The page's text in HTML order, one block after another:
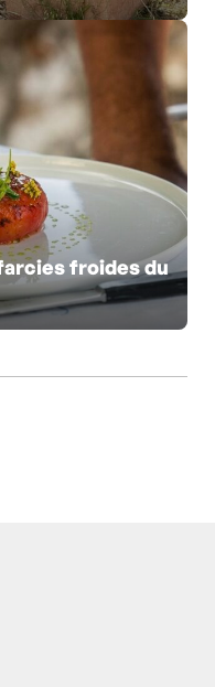
froides du